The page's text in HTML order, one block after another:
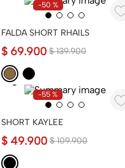
-50 %
FALDA SHORT RHAILS
$ 139.900
$ 69.900
-55 %
SHORT KAYLEE
$ 109.900
$ 49.900